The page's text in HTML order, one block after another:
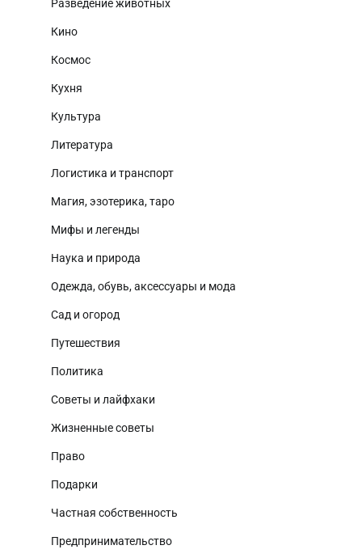
Разведение животных
Кино
Космос
Кухня
Культура
Литература
Логистика и транспорт
Магия, эзотерика, таро
Мифы и легенды
Наука и природа
Одежда, обувь, аксессуары и мода
Сад и огород
Путешествия
Политика
Советы и лайфхаки
Жизненные советы
Право
Подарки
Частная собственность
Предпринимательство